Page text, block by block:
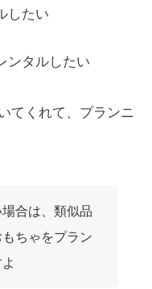
したい
ンタルしたい
てくれて、プランニ
合は、類似品
ちゃをプラン